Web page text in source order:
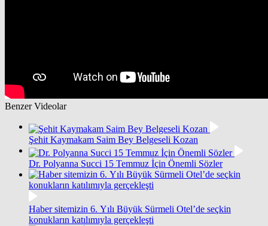
Benzer Videolar
Şehit Kaymakam Saim Bey Belgeseli Kozan
Dr. Polyanna Succi 15 Temmuz İçin Önemli Sözler
Haber sitemizin 6. Yılı Büyük Sürmeli Otel’de seçkin
konukların katılımıyla gerçekleşti